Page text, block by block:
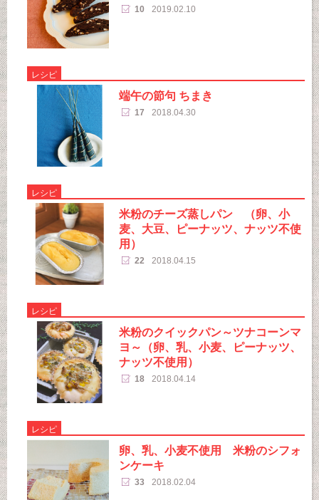
10 2019.02.10
レシピ
端午の節句 ちまき
17 2018.04.30
レシピ
米粉のチーズ蒸しパン （卵、小
麦、大豆、ピーナッツ、ナッツ不使
用）
22 2018.04.15
レシピ
米粉のクイックパン～ツナコーンマ
ヨ～（卵、乳、小麦、ピーナッツ、
ナッツ不使用）
18 2018.04.14
レシピ
卵、乳、小麦不使用 米粉のシフォ
ンケーキ
33 2018.02.04